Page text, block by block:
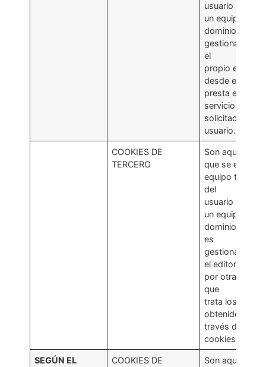
usuario desde
un equipo o
dominio
gestionado por
el
propio editor y
desde el que
presta el
servicio
solicitado por
usuario.
COOKIES DE
TERCERO
Son aquellas
que se envían
equipo terminal
del
usuario desde
un equipo o
dominio que no
es
gestionado por
el editor, sino
por otra
que
trata los datos
obtenidos a
través de las
cookies.
SEGÚN EL
COOKIES DE
Son aquellas